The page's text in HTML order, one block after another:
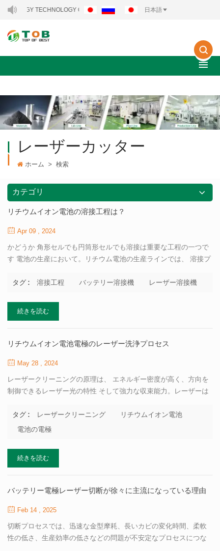
TECHNOLOGY CO., LTD.. 日本語
レーザーカッター
ホーム > 検索
カテゴリ
リチウムイオン電池の溶接工程は？
Apr 09 , 2024
かどうか 角形セルでも円筒形セルでも溶接は重要な工程の一つで
す 電池の生産において。リチウム電池の生産ラインでは、 溶接プ
ションに集中しています。以下の図を参照してください。 概要 溶
ルブとしても知られるベントは、薄肉のバルブ本体です。 バッテ
の破裂を防ぎます。安全ベントは独創的な構造になっています。
ートを固定します 形。バッテリーの内圧が一定値まで上昇する
と、 アルミニウムシートが設計された溝の位置から破損し、バッ
テリーが妨げられる さらなる拡大と爆発から。したがって、この
タグ : 溶接工程 バッテリー溶接機 レーザー溶接機
続きを読む
リチウムイオン電池電極のレーザー洗浄プロセス
May 28 , 2024
レーザークリーニングの原理は、 エネルギー密度が高く、方向を
制御できるレーザー光の特性 そして強力な収束能力。レーザーは
残留物、コーティング、酸化層またはフィルム層 ワークベースに
取り付けられ、ワークベースから分離されます。 瞬間的な熱膨
複雑で、大きく分けて次のようになります。 レーザー蒸発分解、
レーザー切断、熱膨張 汚染粒子、基板表面の振動、汚染物質の剥
用した洗浄方法などがあります。 レーザー洗浄法、レーザー衝撃
波洗浄法など、安定した洗浄が可能です。 金属などのさまざまな
通常の基板表面を効果的に洗浄します。 合金、ガラス、およびさ
まざまな複合材料。 項目を比較 レーザー洗浄 化学洗浄 機械研削
洗浄方法 非接触...
タグ : レーザークリーニング
リチウムイオン電池
電池の電極
続きを読む
バッテリー電極レーザー切断が徐々に主流になっている理由
Feb 14 , 2025
切断プロセスでは、迅速な金型摩耗、長いカビの変化時間、柔軟
性の低さ、生産効率の低さなどの問題が不安定なプロセスにつな